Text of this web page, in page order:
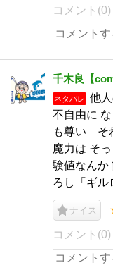
コメント(0)
千木良【
ネタバレ
他
不自由に
も尊い そ
魔力は そ
験値なん
ろし「ギル
ナイス
コメント(0)